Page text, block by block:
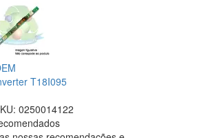
T18I095
0250014122